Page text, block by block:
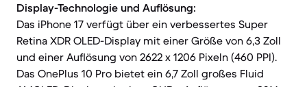
Display-Technologie und Auflösung:
Das iPhone 17 verfügt über ein verbessertes Super
Retina XDR OLED-Display mit einer Größe von 6,3 Zoll
und einer Auflösung von 2622 x 1206 Pixeln (460 PPI).
Das OnePlus 10 Pro bietet ein 6,7 Zoll großes Fluid